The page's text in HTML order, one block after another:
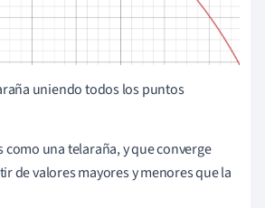
uniendo todos los puntos
como una telaraña, y que converge
de valores mayores y menores que la